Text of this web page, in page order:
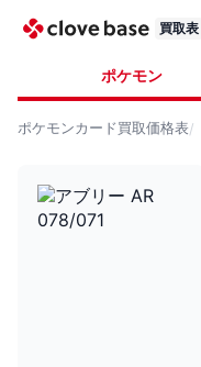
買取表
ポケモン
ポケモンカード買取価格表